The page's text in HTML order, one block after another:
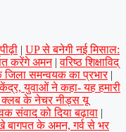
| UP से बनेगी नई मिसाल:
करेंगे अमन | वरिष्ठ शिक्षाविद्
जिला समन्वयक का प्रभार |
केंद्र, युवाओं ने कहा- यह हमारी
क्लब के नेचर नीड्स यू
संवाद को दिया बढ़ावा |
बागपत के अमन, गर्व से भर